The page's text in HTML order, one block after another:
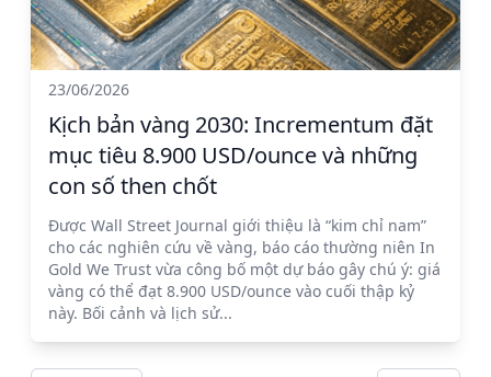
23/06/2026
Kịch bản vàng 2030: Incrementum đặt
mục tiêu 8.900 USD/ounce và những
con số then chốt
Được Wall Street Journal giới thiệu là “kim chỉ nam”
cho các nghiên cứu về vàng, báo cáo thường niên In
Gold We Trust vừa công bố một dự báo gây chú ý: giá
vàng có thể đạt 8.900 USD/ounce vào cuối thập kỷ
này. Bối cảnh và lịch sử...